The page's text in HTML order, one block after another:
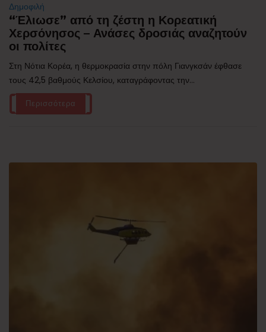
Δημοφιλή
“Έλιωσε” από τη ζέστη η Κορεατική
Χερσόνησος – Ανάσες δροσιάς αναζητούν
οι πολίτες
Στη Νότια Κορέα, η θερμοκρασία στην πόλη Γιανγκσάν έφθασε
τους 42,5 βαθμούς Κελσίου, καταγράφοντας την...
Περισσότερα